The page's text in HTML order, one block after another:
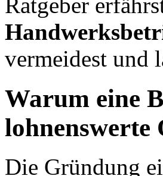
vermeidest und
Warum eine
lohnenswerte
Die Gründung